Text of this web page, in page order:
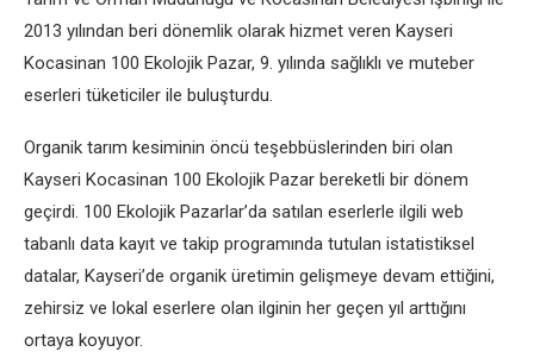
2013 yılından beri dönemlik olarak hizmet veren Kayseri
Kocasinan 100 Ekolojik Pazar, 9. yılında sağlıklı ve muteber
eserleri tüketiciler ile buluşturdu.
Organik tarım kesiminin öncü teşebbüslerinden biri olan
Kayseri Kocasinan 100 Ekolojik Pazar bereketli bir dönem
geçirdi. 100 Ekolojik Pazarlar’da satılan eserlerle ilgili web
tabanlı data kayıt ve takip programında tutulan istatistiksel
datalar, Kayseri’de organik üretimin gelişmeye devam ettiğini,
zehirsiz ve lokal eserlere olan ilginin her geçen yıl arttığını
ortaya koyuyor.